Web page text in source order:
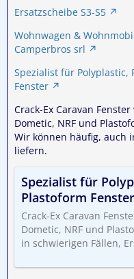
Ersatzscheibe S3-S5
Wohnwagen &
Camperbros srl
Spezialist für Polyplastic,
Fenster
Crack-Ex Caravan
Dometic, NRF und
Wir können häufig, auch
liefern.
Spezialist für
Plastoform Fenster
Crack-Ex Caravan
Dometic, NRF und
in schwierigen Fällen,